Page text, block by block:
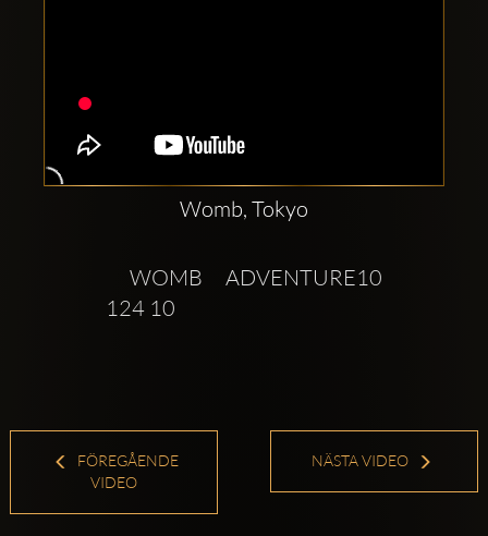
sociala
konton
Womb, Tokyo
124 10
FÖREGÅENDE
VIDEO
NÄSTA VIDEO